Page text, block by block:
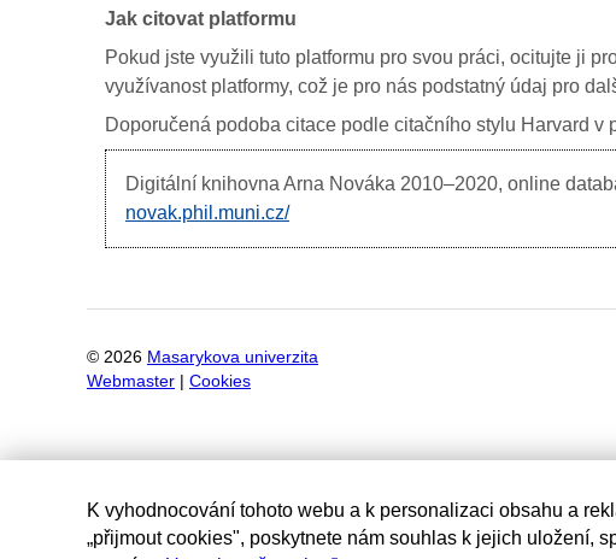
Jak citovat platformu
Pokud jste využili tuto platformu pro svou práci, ocitujte ji
využívanost platformy, což je pro nás podstatný údaj pro
Doporučená podoba citace podle citačního stylu Harvard
Digitální knihovna Arna Nováka 2010–2020, online
novak.phil.muni.cz/
© 2026 Masarykova univerzita
Webmaster
Cookies
K vyhodnocování tohoto webu a k personalizaci obsahu a
„přijmout cookies", poskytnete nám souhlas k jejich uložení,